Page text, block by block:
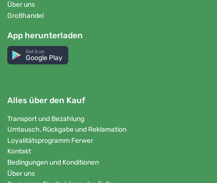
Über uns
Großhandel
App herunterladen
Get it on
Google Play
Alles über den Kauf
Transport und Bezahlung
Umtausch, Rückgabe und Reklamation
Loyalitätsprogramm Ferwer
Kontakt
Bedingungen und Konditionen
Über uns